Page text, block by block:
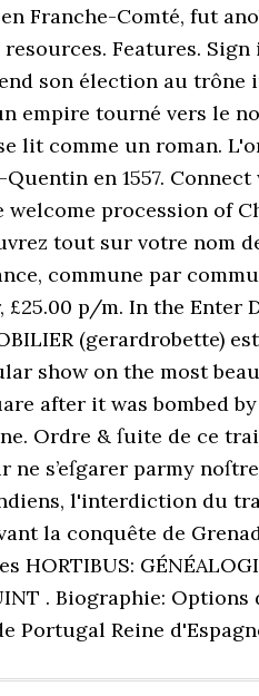
Franche-Comté, fut
Features.
son élection au trône
empire tourné vers le
lit comme un roman.
en 1557.
procession of
tout sur votre nom
commune par
£25.00 p/m. In the
(gerardrobette)
show on the most
after it was bombed
Ordre & ſuite de ce
ne s’eſgarer parmy
l'interdiction du
la conquête de
GÉNÉALOGIE
. Biographie:
Reine